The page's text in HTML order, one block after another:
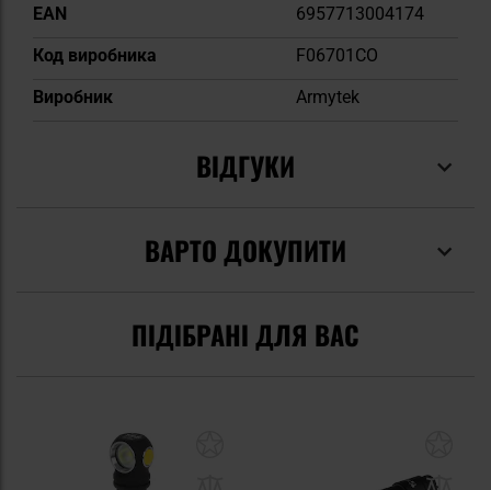
EAN
6957713004174
Код виробника
F06701CO
Виробник
Armytek
ВІДГУКИ
ВАРТО ДОКУПИТИ
ПІДІБРАНІ ДЛЯ ВАС